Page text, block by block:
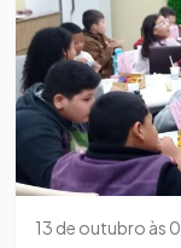
13 de outubro às